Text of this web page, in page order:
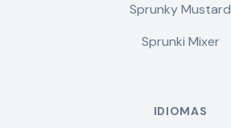
Sprunky Mustard
Sprunki Mixer
IDIOMAS